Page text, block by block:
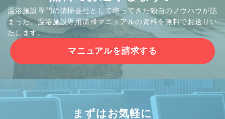
温浴施設専門の清掃会社として培ってきた独自のノウハウが詰
まった、温浴施設専用清掃マニュアルの資料を無料でお送りい
たします。
マニュアルを請求する
まずはお気軽に